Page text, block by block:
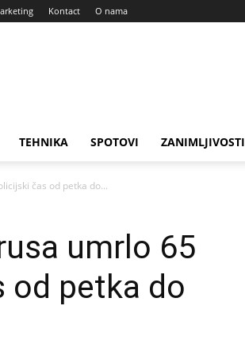
Kontact O nama
TEHNIKA SPOTOVI ZANIMLJIVOSTI
čas od petka do...
umrlo 65
od petka do